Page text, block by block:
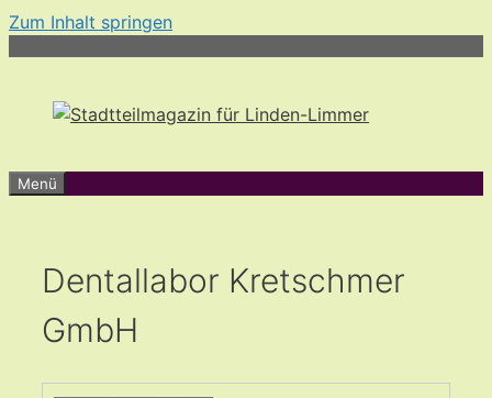
Zum Inhalt springen
Menü
Dentallabor Kretschmer
GmbH